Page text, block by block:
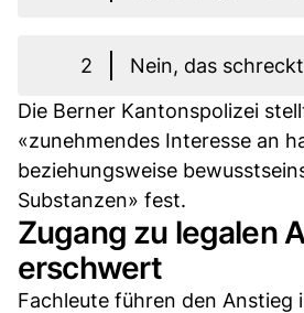
2
Nein, das
Die Berner Kantonspolizei
«zunehmendes Interesse an
beziehungsweise
Substanzen» fest.
Zugang zu legalen
erschwert
Fachleute führen den Anstieg